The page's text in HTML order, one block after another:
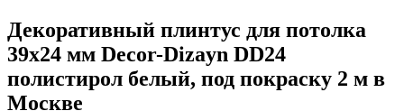
Декоративный плинтус для потолка
39х24 мм Decor-Dizayn DD24
полистирол белый, под покраску 2 м в
Москве